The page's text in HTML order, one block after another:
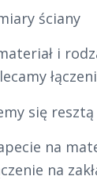
ściany
i
się resztą
na
na